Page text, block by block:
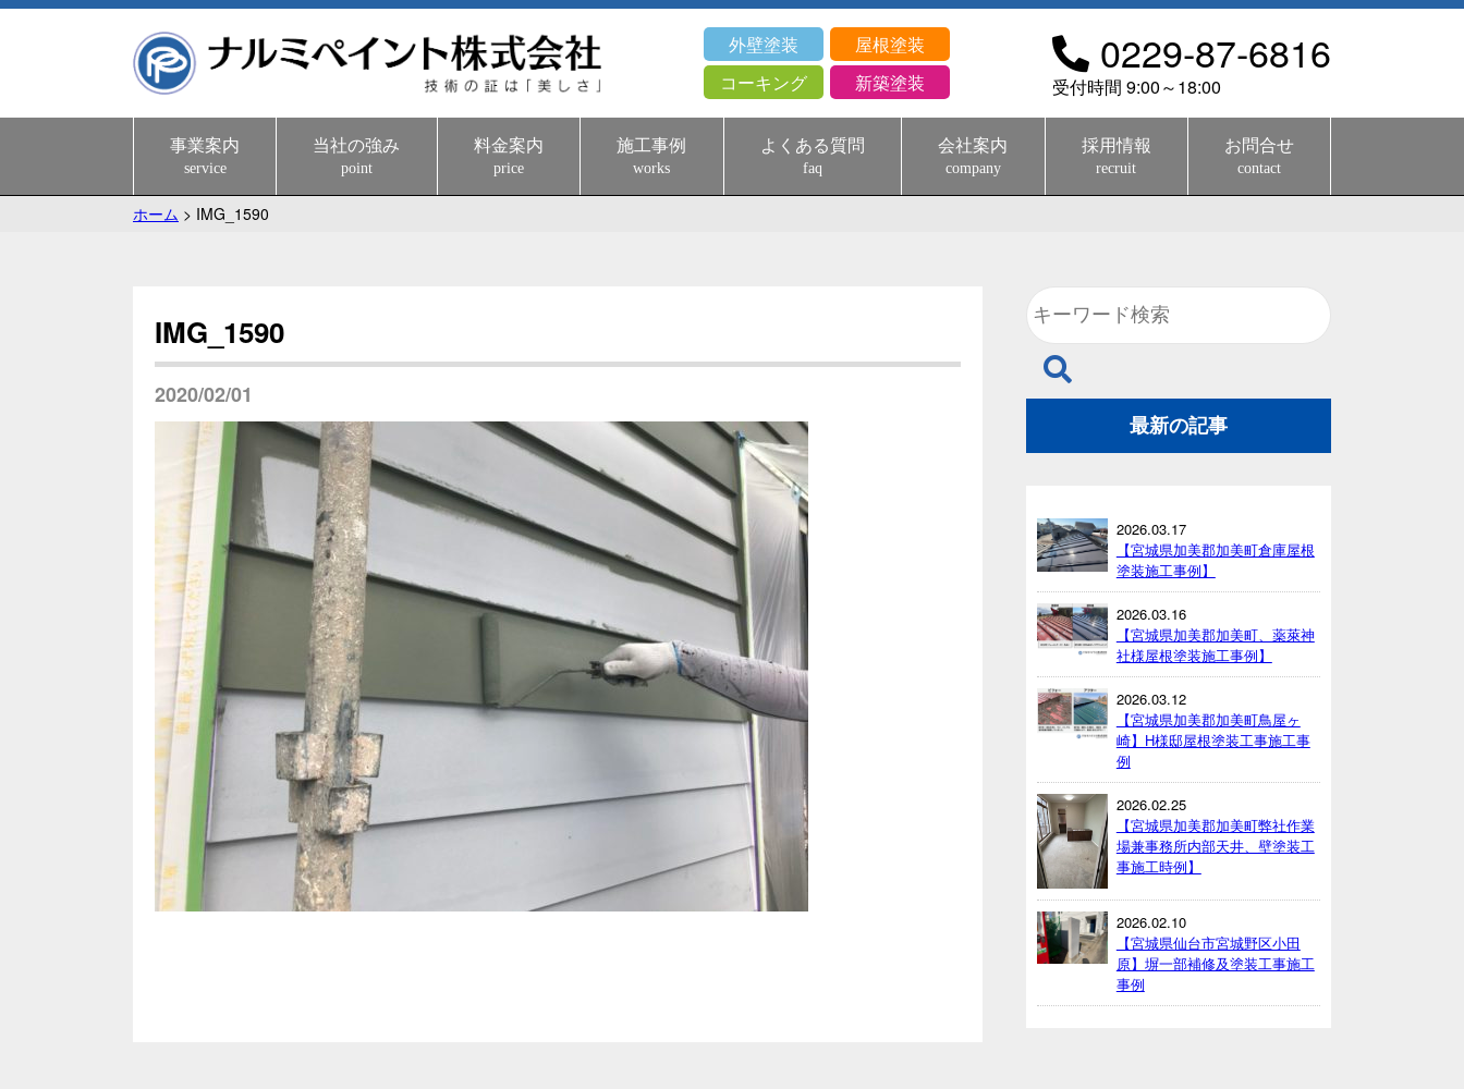
外壁塗装
屋根塗装
コーキング
新築塗装
0229-87-6816
受付時間 9:00～18:00
事業案内
service
当社の強み
point
料金案内
price
施工事例
works
よくある質問
faq
会社案内
company
採用情報
recruit
お問合せ
contact
ホーム > IMG_1590
IMG_1590
2020/02/01
最新の記事
2026.03.17
【宮城県加美郡加美町倉庫屋根
塗装施工事例】
2026.03.16
【宮城県加美郡加美町、薬萊神
社様屋根塗装施工事例】
2026.03.12
【宮城県加美郡加美町鳥屋ヶ
崎】H様邸屋根塗装工事施工事
例
2026.02.25
【宮城県加美郡加美町弊社作業
場兼事務所内部天井、壁塗装工
事施工時例】
2026.02.10
【宮城県仙台市宮城野区小田
原】塀一部補修及塗装工事施工
事例